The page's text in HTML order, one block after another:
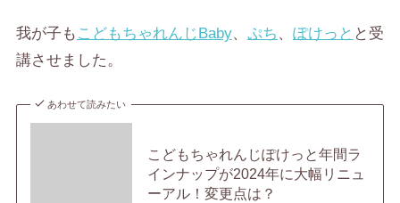
我が子も こどもちゃれんじBaby、 ぷち 、 ぽけっと と受
講させました。
あわせて読みたい
こどもちゃれんじぽけっと年間ラ
インナップが2024年に大幅リニュ
ーアル！変更点は？